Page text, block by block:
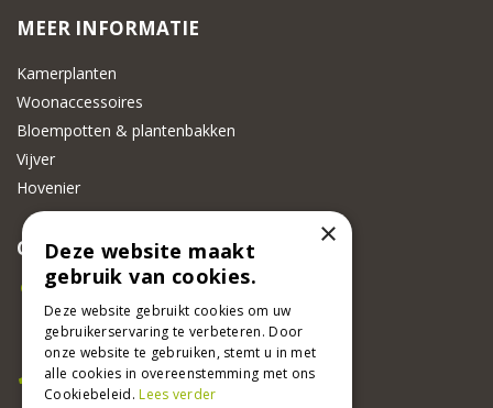
MEER INFORMATIE
Kamerplanten
Woonaccessoires
Bloempotten & plantenbakken
Vijver
Hovenier
CONTACT
Beeker Tuincentrum
Adsteeg 31
6191 PW Beek
Bel ons
046 437 2881
×
Deze website maakt
gebruik van cookies.
Deze website gebruikt cookies om uw
gebruikerservaring te verbeteren. Door
onze website te gebruiken, stemt u in met
alle cookies in overeenstemming met ons
Cookiebeleid.Lees verder